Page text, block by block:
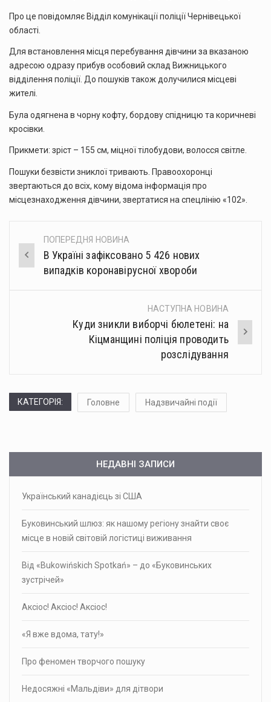
Про це повідомляє Відділ комунікації поліції Чернівецької
області.
Для встановлення місця перебування дівчини за вказаною
адресою одразу прибув особовий склад Вижницького
відділення поліції. До пошуків також долучилися місцеві
жителі.
Була одягнена в чорну кофту, бордову спідницю та коричневі
кросівки.
Прикмети: зріст – 155 см, міцної тілобудови, волосся світле.
Пошуки безвісти зниклої тривають. Правоохоронці
звертаються до всіх, кому відома інформація про
місцезнаходження дівчини, звертатися на спецлінію «102».
Post
navigation
ПОПЕРЕДНЯ НОВИНА
В Україні зафіксовано 5 426 нових
випадків коронавірусної хвороби
НАСТУПНА НОВИНА
Куди зникли виборчі бюлетені: на
Кіцманщині поліція проводить
розслідування
КАТЕГОРІЯ: Головне Надзвичайні події
НЕДАВНІ ЗАПИСИ
Український канадієць зі США
Буковинський шлюз: як нашому регіону знайти своє
місце в новій світовій логістиці виживання
Від «Bukowińskich Spotkań» – до «Буковинських
зустрічей»
Аксіос! Аксіос! Аксіос!
«Я вже вдома, тату!»
Про фено­мен твор­чого пошуку
Недосяжні «Мальдіви» для дітвори